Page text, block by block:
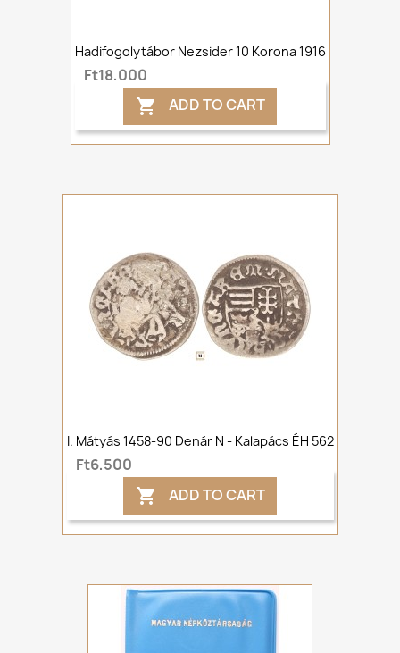
Hadifogolytábor Nezsider 10 Korona 1916
Ft18,000
 ADD TO CART
I. Mátyás 1458-90 Denár N - Kalapács ÉH 562
Ft6,500
 ADD TO CART